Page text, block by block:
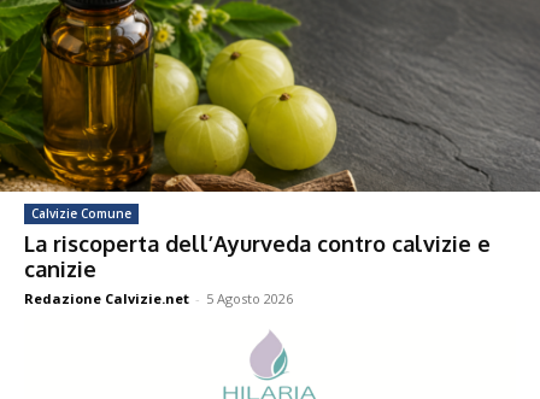
Calvizie Comune
La riscoperta dell’Ayurveda contro calvizie e
canizie
Redazione Calvizie.net - 5 Agosto 2026